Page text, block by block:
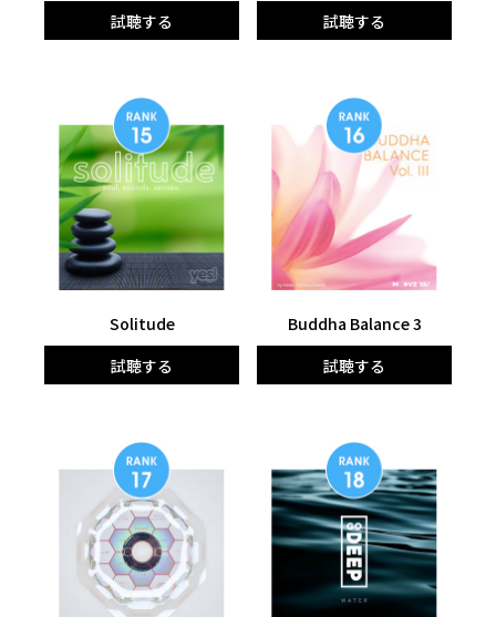
試聴する
試聴する
Solitude
試聴する
Buddha Balance 3
試聴する